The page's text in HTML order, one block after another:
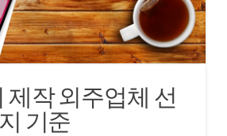
제작 외주업체 선
기준